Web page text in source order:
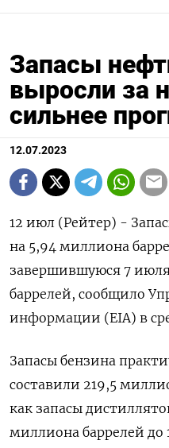
Запасы
выросли за
сильнее
12.07.2023
12 июл (Рейтер) -
на 5,94 миллиона
завершившуюся 7
баррелей, сообщило
информации (EIA) в
Запасы бензина
составили 219,5
как запасы
миллиона баррелей до